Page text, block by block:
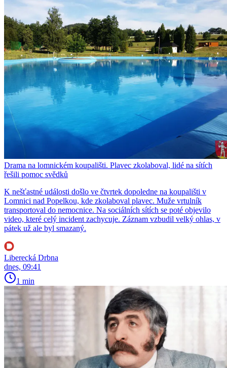
Drama na lomnickém koupališti. Plavec zkolaboval, lidé na sítích
řešili pomoc svědků
K nešťastné události došlo ve čtvrtek dopoledne na koupališti v
Lomnici nad Popelkou, kde zkolaboval plavec. Muže vrtulník
transportoval do nemocnice. Na sociálních sítích se poté objevilo
video, které celý incident zachycuje. Záznam vzbudil velký ohlas, v
pátek už ale byl smazaný.
Liberecká Drbna
dnes, 09:41
1 min